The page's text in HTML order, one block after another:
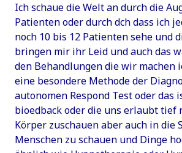
Ich schaue die Welt an durch die
Patienten oder durch dch dass ich
noch 10 bis 12 Patienten sehe und
bringen mir ihr Leid und auch das
den Behandlungen die wir machen
eine besondere Methode der
autonomen Respond Test oder das
bioedback oder die uns erlaubt tief
Körper zuschauen aber auch in die
Menschen zu schauen und Dinge